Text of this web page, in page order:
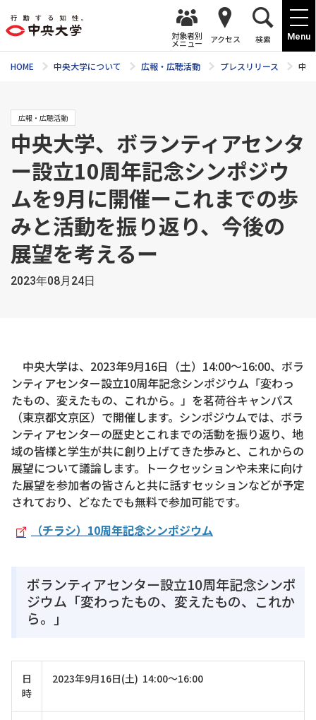
Menu
対象者別
メニュー アクセス 検索
HOME 中央大学について 広報・広聴活動 プレスリリース 中
広報・広聴活動
中央大学、ボランティアセンタ
ー設立10周年記念シンポジウ
ムを9月に開催ーこれまでの歩
みと活動を振り返り、今後の
展望を考えるー
2023年08月24日
中央大学は、2023年9月16日（土）14:00～16:00、ボラ
ンティアセンター設立10周年記念シンポジウム「変わっ
たもの、変えたもの、これから。」を茗荷谷キャンパス
（東京都文京区）で開催します。シンポジウムでは、ボラ
ンティアセンターの歴史とこれまでの活動を振り返り、地
域の皆様と学生が共に創り上げてきた歩みと、これからの
展望について議論します。トークセッションや未来に向け
た展望を参加者の皆さんと共に話すセッションなどが予定
されており、どなたでも無料で参加可能です。
（チラシ）10周年記念シンポジウム
ボランティアセンター設立10周年記念シンポ
ジウム「変わったもの、変えたもの、これか
ら。」
日
時
2023年9月16日(土) 14:00～16:00